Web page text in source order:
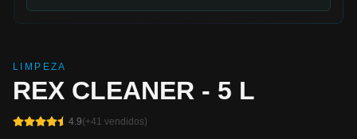
LIMPEZA
REX CLEANER - 5 L
4.9(+41 vendidos)